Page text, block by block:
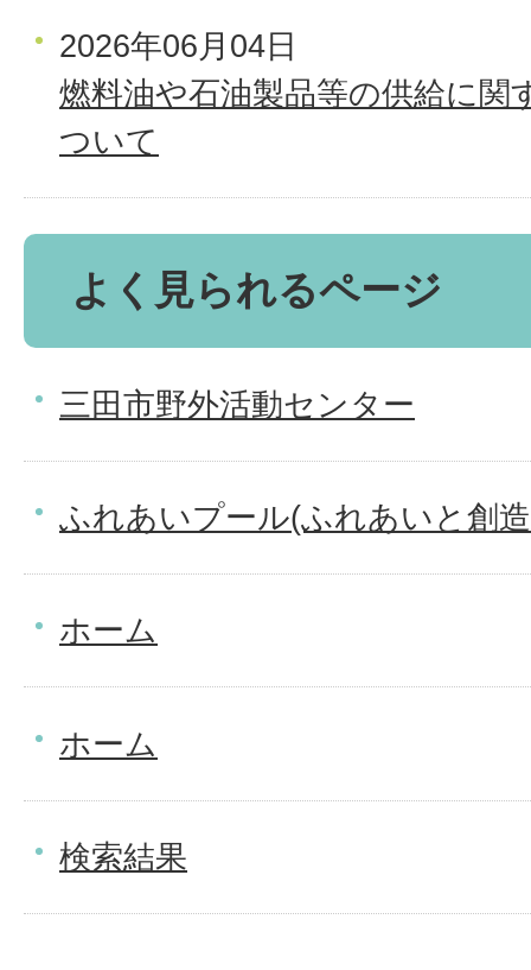
2026年06月04日
燃料油や石油製品等の供給に関
ついて
よく見られるページ
三田市野外活動センター
ふれあいプール(ふれあいと創
ホーム
ホーム
検索結果